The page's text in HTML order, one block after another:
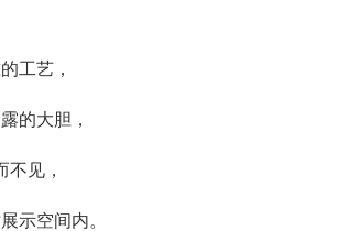
工艺，
的大胆，
见，
示空间内。